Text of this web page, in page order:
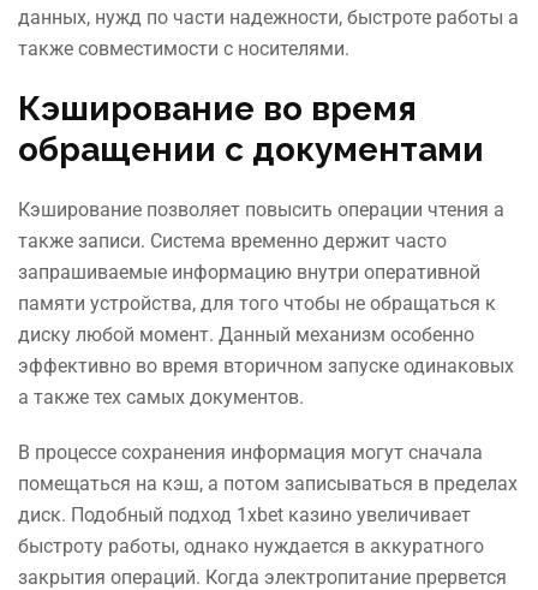
данных, нужд по части надежности, быстроте работы а
также совместимости с носителями.
Кэширование во время
обращении с документами
Кэширование позволяет повысить операции чтения а
также записи. Система временно держит часто
запрашиваемые информацию внутри оперативной
памяти устройства, для того чтобы не обращаться к
диску любой момент. Данный механизм особенно
эффективно во время вторичном запуске одинаковых
а также тех самых документов.
В процессе сохранения информация могут сначала
помещаться на кэш, а потом записываться в пределах
диск. Подобный подход 1xbet казино увеличивает
быстроту работы, однако нуждается в аккуратного
закрытия операций. Когда электропитание прервется